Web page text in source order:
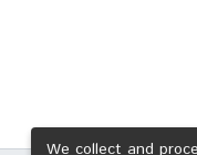
os anosWe collect and